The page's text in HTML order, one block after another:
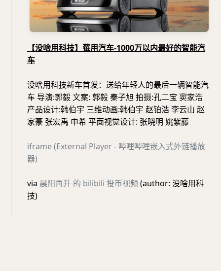
【没啥用科技】莓用汽车-1000万以内最好的智能汽
车
没啥用科技新车首发：送给年轻人的最后一辆智能汽
车 导演:郭毅 文案: 郭毅 秦子旭 拍摄:孔二宝 窦家浩
产品设计:韩伯宇 三维动画:韩伯宇 赵铂浩 李云山 赵
家豪 张宏禹 申希 平面视觉设计: 张晓明 姚紫藤
iframe (External Player - 哔哩哔哩嵌入式外链播放
器)
via 晨阳再升 的 bilibili 投币视频(author: 没啥用科
技)